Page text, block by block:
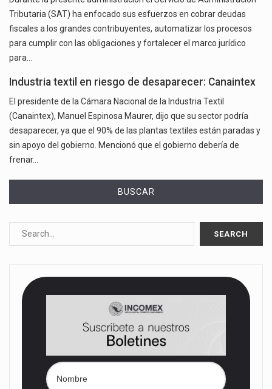
Tributaria (SAT) ha enfocado sus esfuerzos en cobrar deudas
fiscales a los grandes contribuyentes, automatizar los procesos
para cumplir con las obligaciones y fortalecer el marco jurídico
para…
Industria textil en riesgo de desaparecer: Canaintex
El presidente de la Cámara Nacional de la Industria Textil
(Canaintex), Manuel Espinosa Maurer, dijo que su sector podría
desaparecer, ya que el 90% de las plantas textiles están paradas y
sin apoyo del gobierno. Mencionó que el gobierno debería de
frenar…
BUSCAR